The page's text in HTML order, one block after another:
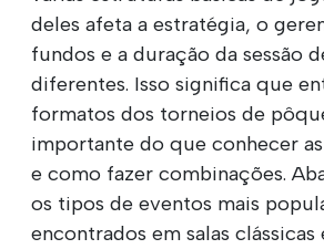
deles afeta a estratégia, o
fundos e a duração da sessão
diferentes. Isso significa que
formatos dos torneios de
importante do que conhecer
e como fazer combinações.
os tipos de eventos mais
encontrados em salas clássicas